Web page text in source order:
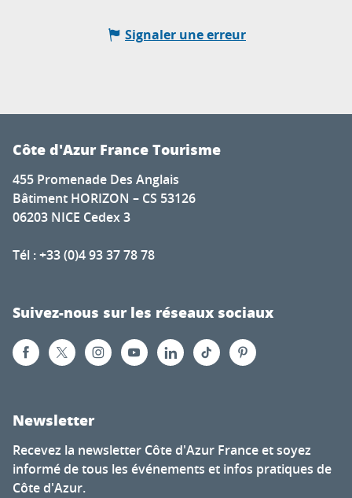
Signaler une erreur
Côte d'Azur France Tourisme
455 Promenade Des Anglais
Bâtiment HORIZON – CS 53126
06203 NICE Cedex 3
Tél : +33 (0)4 93 37 78 78
Suivez-nous sur les réseaux sociaux
Newsletter
Recevez la newsletter Côte d'Azur France et soyez
informé de tous les événements et infos pratiques de
Côte d'Azur.